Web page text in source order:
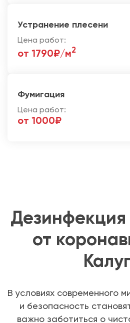
Устранение плесени
Цена работ:
от 1790₽/м2
Фумигация
Цена работ:
от 1000₽
от
В условиях современного
и безопасность
важно заботиться о